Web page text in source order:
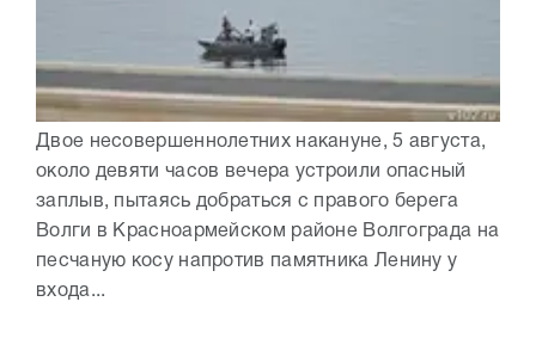
Двое несовершеннолетних накануне, 5 августа,
около девяти часов вечера устроили опасный
заплыв, пытаясь добраться с правого берега
Волги в Красноармейском районе Волгограда на
песчаную косу напротив памятника Ленину у
входа...